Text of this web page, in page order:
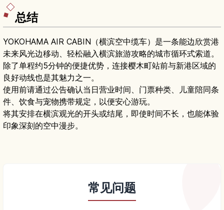
总结
YOKOHAMA AIR CABIN（横滨空中缆车）是一条能边欣赏港
未来风光边移动、轻松融入横滨旅游攻略的城市循环式索道。
除了单程约5分钟的便捷优势，连接樱木町站前与新港区域的
良好动线也是其魅力之一。
使用前请通过公告确认当日营业时间、门票种类、儿童陪同条
件、饮食与宠物携带规定，以便安心游玩。
将其安排在横滨观光的开头或结尾，即使时间不长，也能体验
印象深刻的空中漫步。
常见问题